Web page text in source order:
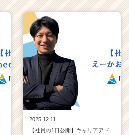
2025.12.11
【社員の1日公開】キャリアアド